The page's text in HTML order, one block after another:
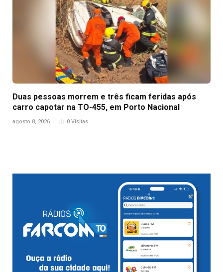
Duas pessoas morrem e três ficam feridas após
carro capotar na TO-455, em Porto Nacional
agosto 8, 2026 0 Visitas